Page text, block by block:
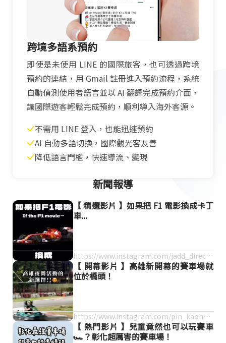
跨境多語系預約
即使是未使用 LINE 的國際旅客，也可透過跨境
預約的連結，用 Gmail 註冊進入預約流程，系統
自動偵測使用者語言並以 AI 翻譯完成預約介面，
讓國際遊客輕鬆完成預約，順利導入海外客源。
不需用 LINE 登入，也能迅速預約
AI 自動多語切換，國際觀光客友善
降低語言門檻，快速導流、變現
新聞報導
【 精選影片 】如果把 F1 電影換成卡丁
車...
https://www.instagram.com/jadd_directo
r/reel/DMX52OXSro5/
【 開幕影片 】高雄新開幕的賽車場就
位於橋頭！
https://www.instagram.com/pin_kaohsiu
ngfood/reel/DLJZCHQhszs/
【 熱門影片 】兒童竟然也可以玩賽車
🏎️？彰化超厲害的賽車場！